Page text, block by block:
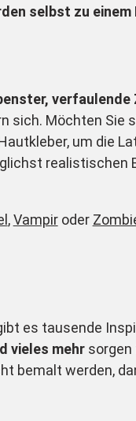
selbst zu
sich. Möchten Sie
um die
,Vampiroder
es tausende
vieles mehrsorgen
bemalt werden,